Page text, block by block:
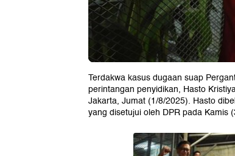
Terdakwa kasus dugaan suap
perintangan penyidikan, Hasto
Jakarta, Jumat (1/8/2025). Hasto
yang disetujui oleh DPR pada Kamis